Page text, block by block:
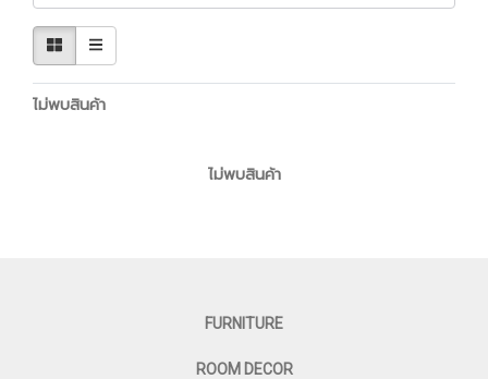
ไม่พบสินค้า
ไม่พบสินค้า
FURNITURE
ROOM DECOR